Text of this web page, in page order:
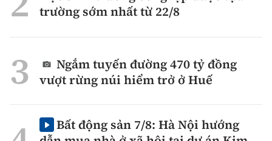
trường sớm nhất từ 22/8
Ngắm tuyến đường 470 tỷ đồng
vượt rừng núi hiểm trở ở Huế
Bất động sản 7/8: Hà Nội hướng